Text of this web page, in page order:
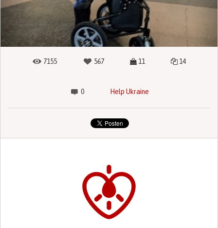
7155 567 11 14
0 Help Ukraine